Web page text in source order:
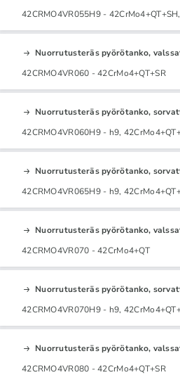
42CRMO4VR055H9 -
Nuorrutusteräs pyörötanko,
42CRMO4VR060 - 42CrMo4+QT+SR
Nuorrutusteräs pyörötanko,
42CRMO4VR060H9 - h9,
Nuorrutusteräs pyörötanko,
42CRMO4VR065H9 - h9,
Nuorrutusteräs pyörötanko,
42CRMO4VR070 - 42CrMo4+QT
Nuorrutusteräs pyörötanko,
42CRMO4VR070H9 - h9,
Nuorrutusteräs pyörötanko,
42CRMO4VR080 - 42CrMo4+QT+SR